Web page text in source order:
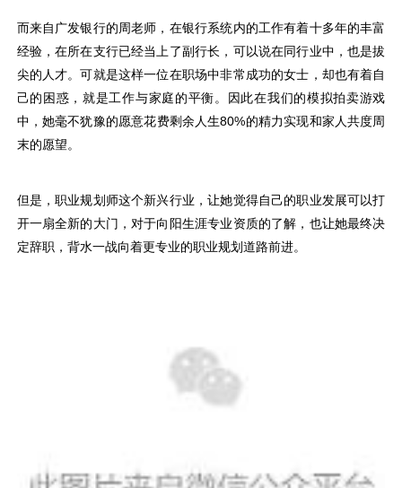
而来自广发银行的周老师，在银行系统内的工作有着十多年的丰富
经验，在所在支行已经当上了副行长，可以说在同行业中，也是拔
尖的人才。可就是这样一位在职场中非常成功的女士，却也有着自
己的困惑，就是工作与家庭的平衡。因此在我们的模拟拍卖游戏
中，她毫不犹豫的愿意花费剩余人生80%的精力实现和家人共度周
末的愿望。
但是，职业规划师这个新兴行业，让她觉得自己的职业发展可以打
开一扇全新的大门，对于向阳生涯专业资质的了解，也让她最终决
定辞职，背水一战向着更专业的职业规划道路前进。